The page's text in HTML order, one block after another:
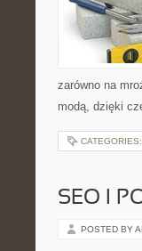
zarówno na
modą, dzięki
CATEGORIES:
SEO I
POSTED BY